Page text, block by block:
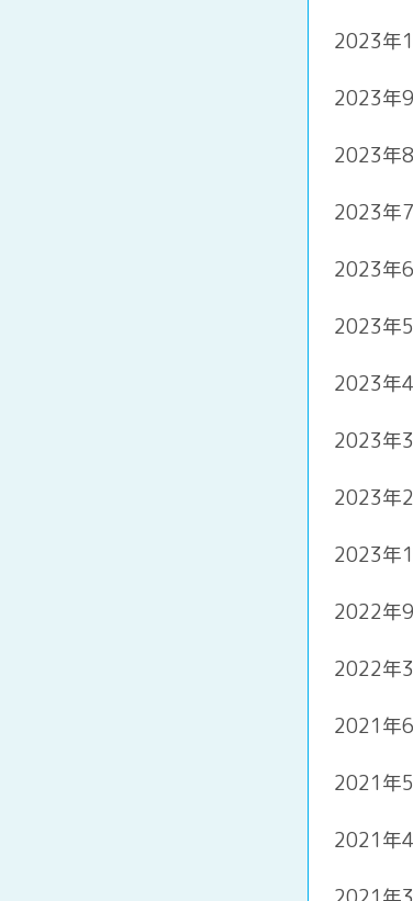
2023年
2023年
2023年
2023年
2023年
2023年
2023年
2023年
2023年
2023年
2022年
2022年
2021年
2021年
2021年